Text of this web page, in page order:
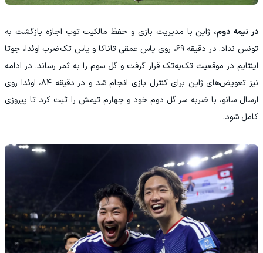
در نیمه دوم، ژاپن با مدیریت بازی و حفظ مالکیت توپ اجازه بازگشت به
تونس نداد. در دقیقه ۶۹، روی پاس عمقی تاناکا و پاس تک‌ضرب اوئدا، جوتا
اینتایم در موقعیت تک‌به‌تک قرار گرفت و گل سوم را به ثمر رساند. در ادامه
نیز تعویض‌های ژاپن برای کنترل بازی انجام شد و در دقیقه ۸۴، اوئدا روی
ارسال سانو، با ضربه سر گل دوم خود و چهارم تیمش را ثبت کرد تا پیروزی
کامل شود.